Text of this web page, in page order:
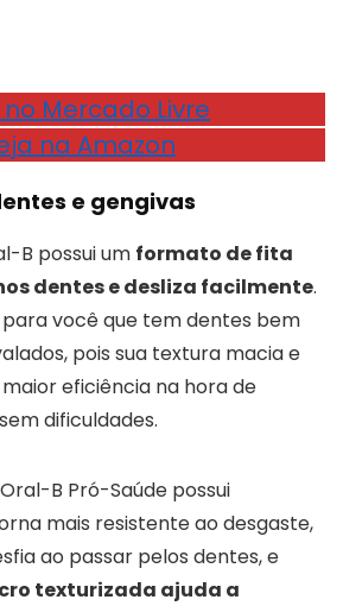
Mercado Livre
na Amazon
e gengivas
B possui um formato de fita
dentes e desliza facilmente.
para você que tem dentes bem
pois sua textura macia e
eficiência na hora de
dificuldades.
B Pró-Saúde possui
mais resistente ao desgaste,
ao passar pelos dentes, e
texturizada ajuda a